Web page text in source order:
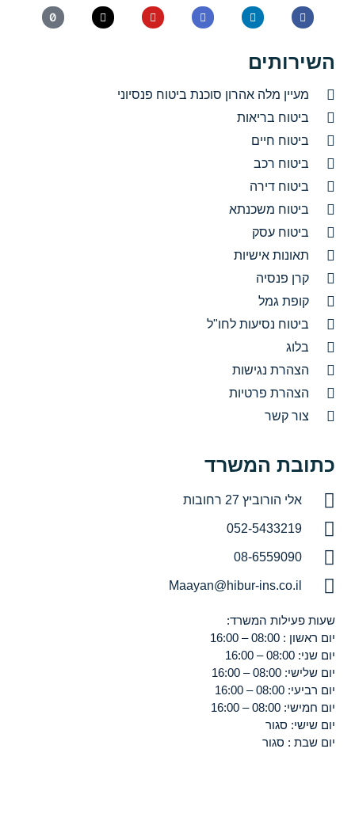
השירותים
מעיין מלה אהרון סוכנת ביטוח פנסיוני
ביטוח בריאות
ביטוח חיים
ביטוח רכב
ביטוח דירה
ביטוח משכנתא
ביטוח עסק
תאונות אישיות
קרן פנסיה
קופת גמל
ביטוח נסיעות לחו"ל
בלוג
הצהרת נגישות
הצהרת פרטיות
צור קשר
כתובת המשרד
אלי הורוביץ 27 רחובות
052-5433219
08-6559090
Maayan@hibur-ins.co.il
שעות פעילות המשרד:
יום ראשון : 08:00 – 16:00
יום שני: 08:00 – 16:00
יום שלישי: 08:00 – 16:00
יום רביעי: 08:00 – 16:00
יום חמישי: 08:00 – 16:00
יום שישי: סגור
יום שבת : סגור